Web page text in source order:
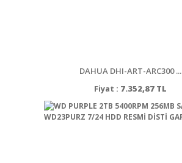
DAHUA DHI-ART-ARC300 ...
Fiyat : 7.352,87 TL